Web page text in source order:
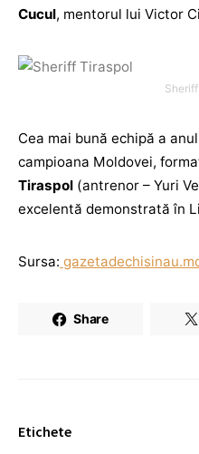
Cucul, mentorul lui Victor
Cea mai bună echipă a
campioana Moldovei,
Tiraspol (antrenor – Yuri
excelentă demonstrată în
Sursa:
Share
Etichete